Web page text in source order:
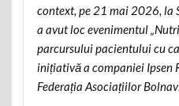
context, pe 21 mai 2026, la
a avut loc evenimentul
parcursului pacientului cu
inițiativă a companiei Ipsen
Federația Asociațiilor